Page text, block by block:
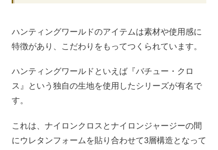
ハンティングワールドのアイテムは素材や使用感に
特徴があり、こだわりをもってつくられています。
ハンティングワールドといえば『バチュー・クロ
ス』という独自の生地を使用したシリーズが有名で
す。
これは、ナイロンクロスとナイロンジャージーの間
にウレタンフォームを貼り合わせて3層構造となって